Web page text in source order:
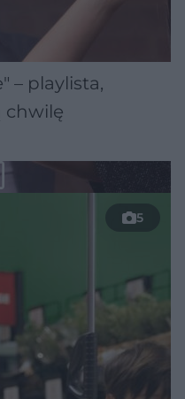
– playlista,
chwilę
5